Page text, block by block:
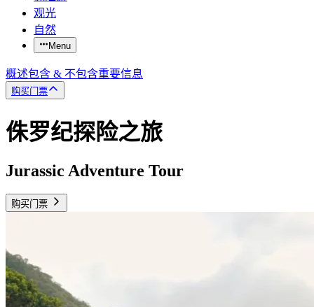
观光
自然
Menu
概述包含 & 不包含重要信息
购买门票
侏罗纪探险之旅
Jurassic Adventure Tour
购买门票